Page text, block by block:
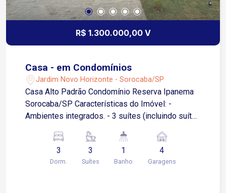
R$ 1.300.000,00 V
Casa - em Condomínios
Jardim Novo Horizonte - Sorocaba/SP
Casa Alto Padrão Condomínio Reserva Ipanema
Sorocaba/SP Características do Imóvel: -
Ambientes integrados. - 3 suítes (incluindo suíte
gourmet com ilha. - Churrasqueira. - Piscina. -
Sala de Estar, Sala de TV e amplo espaço para
Sala de Jantar. - Jardim de Inverno que permite
3
Dorm.
3
Suítes
1
Banho
4
Garagens